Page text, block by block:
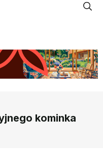
kominka